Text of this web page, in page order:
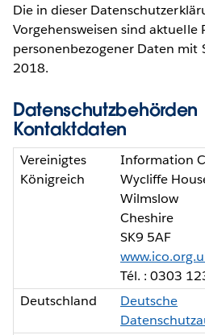
Die in dieser
Vorgehensweisen sind aktuelle
personenbezogener Daten mit
2018.
Datenschutzbehörden
Kontaktdaten
Vereinigtes
Königreich
Information
Wycliffe
Wilmslow
Cheshire
SK9 5AF
Tél. : 0303
Deutschland
Deutsche